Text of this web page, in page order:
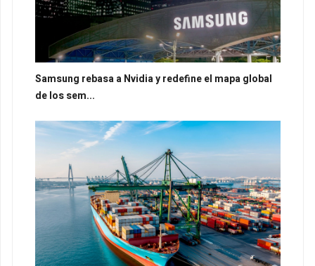
Samsung rebasa a Nvidia y redefine el mapa global
de los sem...